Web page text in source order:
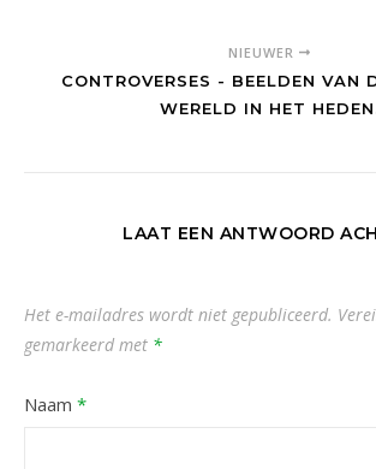
NIEUWER
CONTROVERSES - BEELDEN VAN
WERELD IN HET
LAAT EEN ANTWOORD
Het e-mailadres wordt niet gepubliceerd.
gemarkeerd met *
Naam *